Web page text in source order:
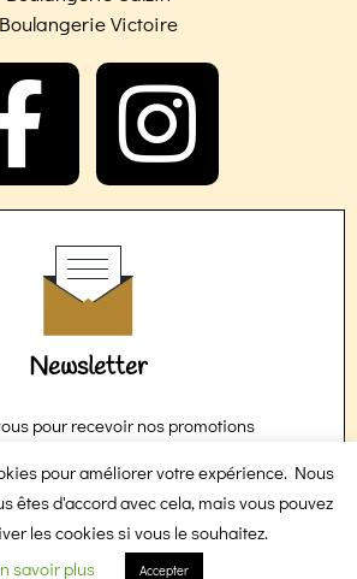
Boulangerie Victoire
F
a
c
e
b
o
I
n
a
g
Newsletter
pour recevoir nos promotions
Je m'abonne
Contact
pour améliorer votre expérience. Nous
êtes d'accord avec cela, mais vous pouvez
les cookies si vous le souhaitez.
savoir plus
Accepter